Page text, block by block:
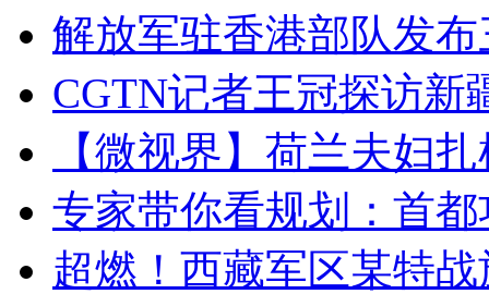
解放军驻香港部队发
CGTN记者王冠探访新
【微视界】荷兰夫妇
专家带你看规划：首
超燃！西藏军区某特